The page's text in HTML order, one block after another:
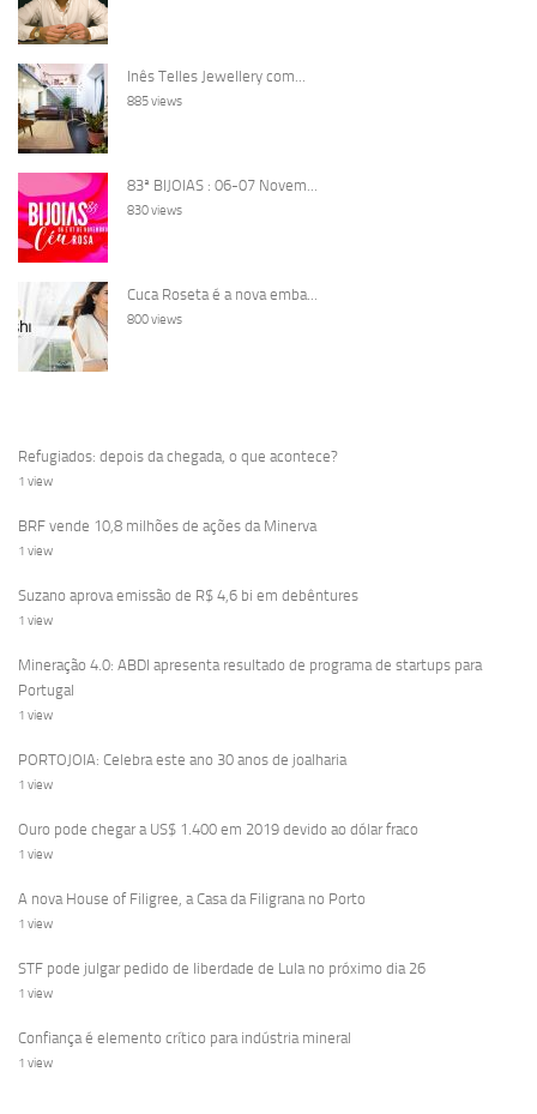
Inês Telles Jewellery com...
885 views
83ª BIJOIAS : 06-07 Novem...
830 views
Cuca Roseta é a nova emba...
800 views
Refugiados: depois da chegada, o que acontece?
1 view
BRF vende 10,8 milhões de ações da Minerva
1 view
Suzano aprova emissão de R$ 4,6 bi em debêntures
1 view
Mineração 4.0: ABDI apresenta resultado de programa de startups para
Portugal
1 view
PORTOJOIA: Celebra este ano 30 anos de joalharia
1 view
Ouro pode chegar a US$ 1.400 em 2019 devido ao dólar fraco
1 view
A nova House of Filigree, a Casa da Filigrana no Porto
1 view
STF pode julgar pedido de liberdade de Lula no próximo dia 26
1 view
Confiança é elemento crítico para indústria mineral
1 view